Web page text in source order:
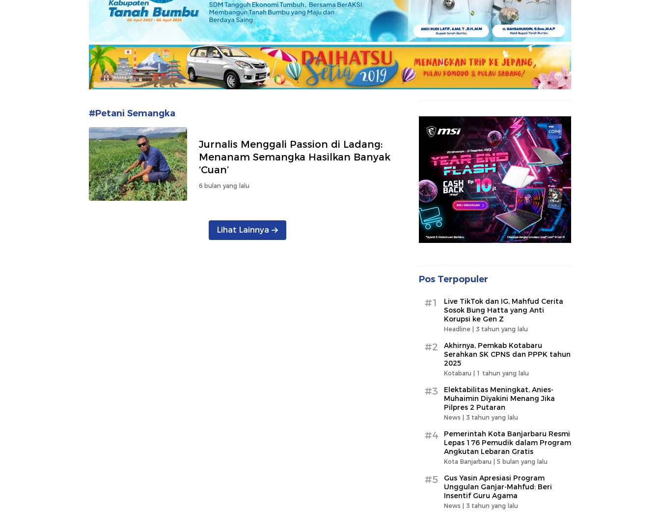
#Petani Semangka
Jurnalis Menggali Passion di Ladang:
Menanam Semangka Hasilkan Banyak
‘Cuan’
6 bulan yang lalu
Lihat Lainnya
Pos Terpopuler
#1
Live TikTok dan IG, Mahfud Cerita
Sosok Bung Hatta yang Anti
Korupsi ke Gen Z
Headline | 3 tahun yang lalu
#2
Akhirnya, Pemkab Kotabaru
Serahkan SK CPNS dan PPPK tahun
2025
Kotabaru | 1 tahun yang lalu
#3
Elektabilitas Meningkat, Anies-
Muhaimin Diyakini Menang Jika
Pilpres 2 Putaran
News | 3 tahun yang lalu
#4
Pemerintah Kota Banjarbaru Resmi
Lepas 176 Pemudik dalam Program
Angkutan Lebaran Gratis
Kota Banjarbaru | 5 bulan yang lalu
#5
Gus Yasin Apresiasi Program
Unggulan Ganjar-Mahfud: Beri
Insentif Guru Agama
News | 3 tahun yang lalu